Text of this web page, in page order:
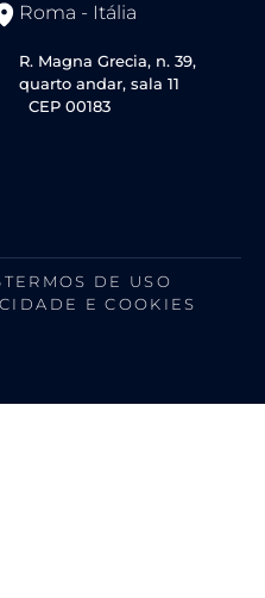
Roma - Itália
R. Magna Grecia, n. 39,
quarto andar, sala 11
CEP 00183
TERMOS DE USO
E COOKIES